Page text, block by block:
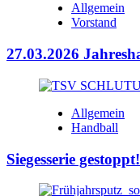
Allgemein
Vorstand
27.03.2026
Allgemein
Handball
Siegesserie